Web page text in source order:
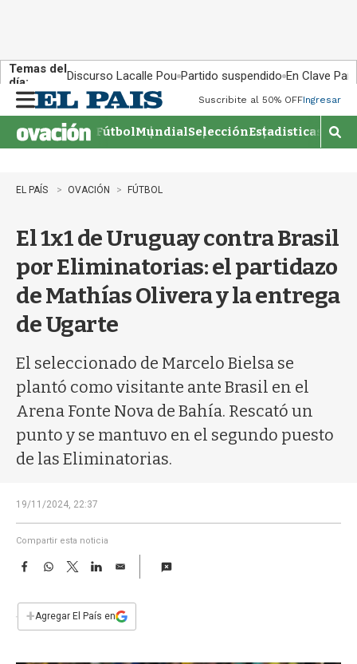
Temas del
día:
Discurso Lacalle Pou Partido suspendido En Clave País
n
u
Suscribite al 50% OFFIngresar
FútbolMundialSelecciónEstadisticas
M
o
r
b
�
q
EL PAÍS OVACIÓN FÚTBOL
El 1x1 de Uruguay contra Brasil
por Eliminatorias: el partidazo
de Mathías Olivera y la entrega
de Ugarte
El seleccionado de Marcelo Bielsa se
plantó como visitante ante Brasil en el
Arena Fonte Nova de Bahía. Rescató un
punto y se mantuvo en el segundo puesto
de las Eliminatorias.
19/11/2024, 22:37
Compartir esta noticia
F
e
b
W
s
T
w
t
L
E
i
l
+Agregar El País en